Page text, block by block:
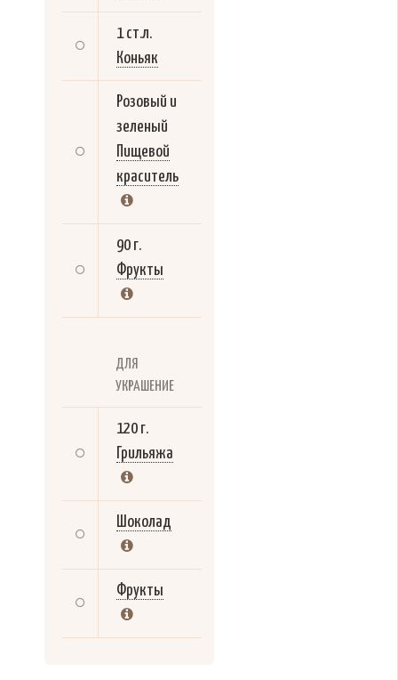
1 ст.л.
Коньяк
Розовый и
зеленый
Пищевой
краситель
90 г.
Фрукты
ДЛЯ
УКРАШЕНИЕ
120 г.
Грильяжа
Шоколад
Фрукты